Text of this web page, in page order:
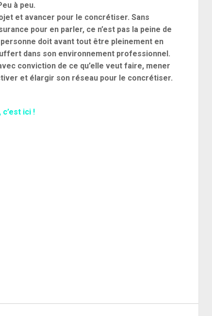
à peu.
et avancer pour le concrétiser. Sans
pour en parler, ce n’est pas la peine de
doit avant tout être pleinement en
dans son environnement professionnel.
conviction de ce qu’elle veut faire, mener
et élargir son réseau pour le concrétiser.
ici !